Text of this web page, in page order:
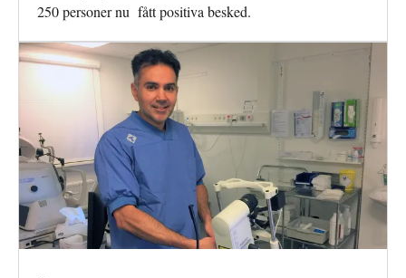
250 personer nu fått positiva besked.